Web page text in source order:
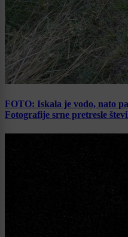
FOTO: Iskala je vodo, nato
Fotografije srne pretresle